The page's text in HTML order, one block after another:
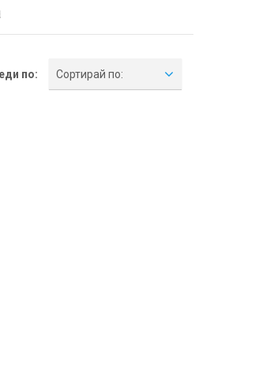
по: Сортирай по: